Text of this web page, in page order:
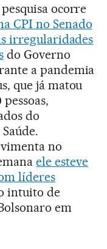
ocorre
CPI no Senado
irregularidades
do Governo
a pandemia
que já matou
pessoas,
do
no
ele esteve
líderes
intuito de
em